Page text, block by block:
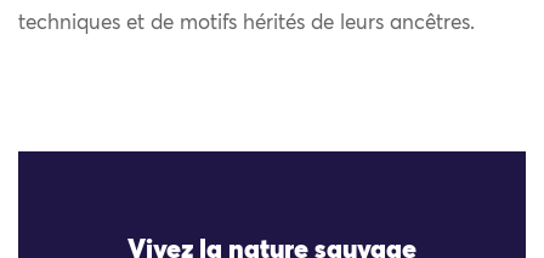
techniques et de motifs hérités de leurs ancêtres.
Vivez la nature sauvage